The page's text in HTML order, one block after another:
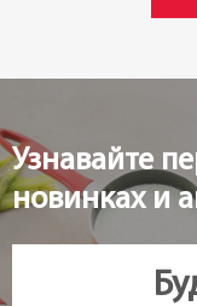
Узнавайте
новинках и